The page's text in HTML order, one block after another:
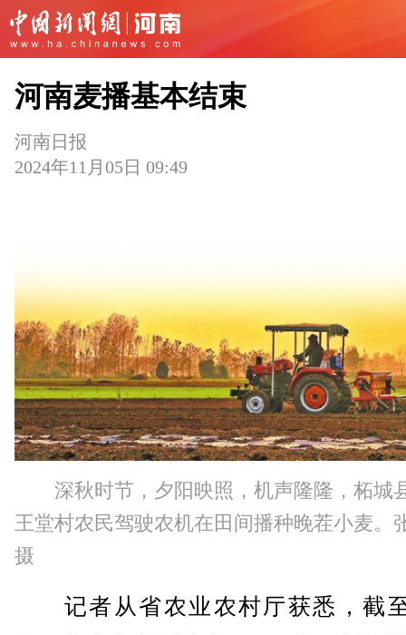
河南麦播基本结束
河南日报
2024年11月05日 09:49
深秋时节，夕阳映照，机声隆隆，柘城
王堂村农民驾驶农机在田间播种晚茬小麦。
摄
记者从省农业农村厅获悉，截